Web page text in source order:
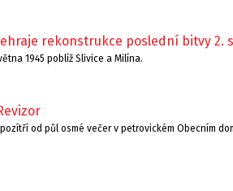
rekonstrukce poslední bitvy 2.
1945 poblíž Slivice a Milína.
od půl osmé večer v petrovickém Obecním